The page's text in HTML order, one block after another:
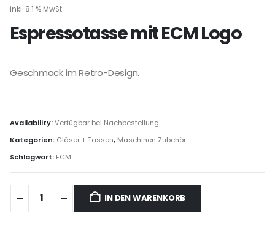
inkl. 8.1 % MwSt.
Espressotasse mit ECM Logo
Geschmack im Retro-Design.
Availability:Verfügbar bei Nachbestellung
Kategorien: Gläser + Tassen, Maschinen Zubehör
Schlagwort: ECM
IN DEN WARENKORB